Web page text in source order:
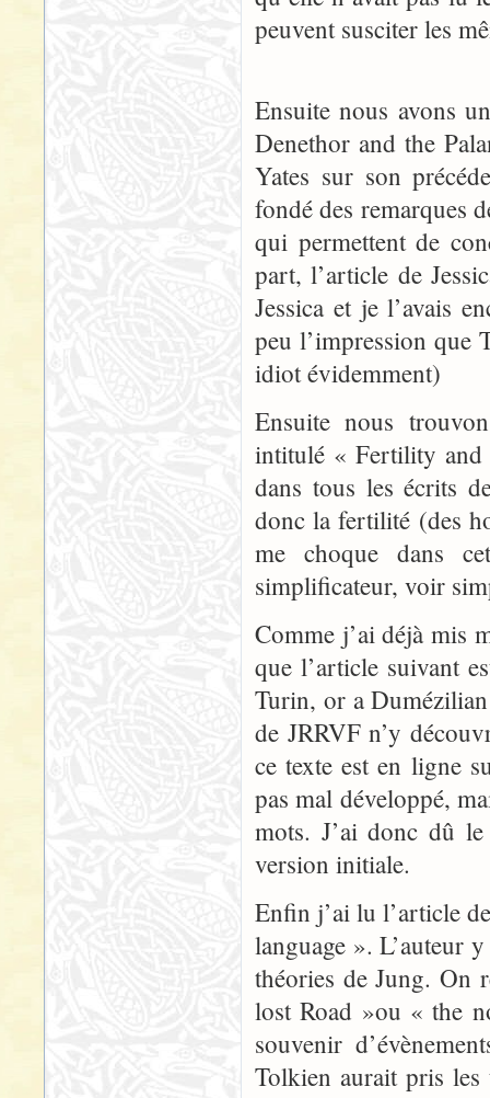
peuvent susciter les
Ensuite nous avons
Denethor and the
Yates sur son
fondé des remarques
qui permettent de
part, l’article de
Jessica et je l’avais
peu l’impression que
idiot évidemment)
Ensuite nous
intitulé « Fertility and
dans tous les écrits
donc la fertilité (des
me choque dans
simplificateur, voir
Comme j’ai déjà mis
que l’article suivant
Turin, or a
de JRRVF n’y
ce texte est en ligne
pas mal développé,
mots. J’ai donc dû
version initiale.
Enfin j’ai lu l’article
language ». L’auteur
théories de Jung. On
lost Road »ou « the
souvenir
Tolkien aurait pris les